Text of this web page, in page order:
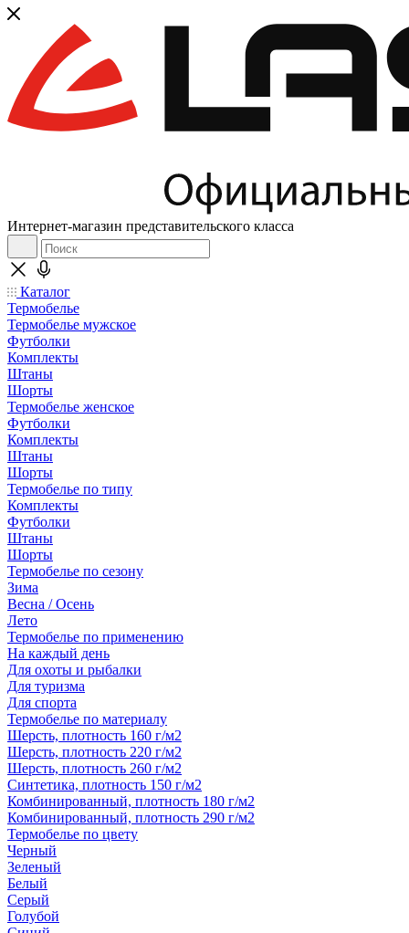
Интернет-магазин представительского класса
Каталог
Термобелье
Термобелье мужское
Футболки
Комплекты
Штаны
Шорты
Термобелье женское
Футболки
Комплекты
Штаны
Шорты
Термобелье по типу
Комплекты
Футболки
Штаны
Шорты
Термобелье по сезону
Зима
Весна / Осень
Лето
Термобелье по применению
На каждый день
Для охоты и рыбалки
Для туризма
Для спорта
Термобелье по материалу
Шерсть, плотность 160 г/м2
Шерсть, плотность 220 г/м2
Шерсть, плотность 260 г/м2
Синтетика, плотность 150 г/м2
Комбинированный, плотность 180 г/м2
Комбинированный, плотность 290 г/м2
Термобелье по цвету
Черный
Зеленый
Белый
Серый
Голубой